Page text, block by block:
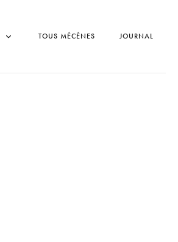
TOUS MÉCÉNES JOURNAL